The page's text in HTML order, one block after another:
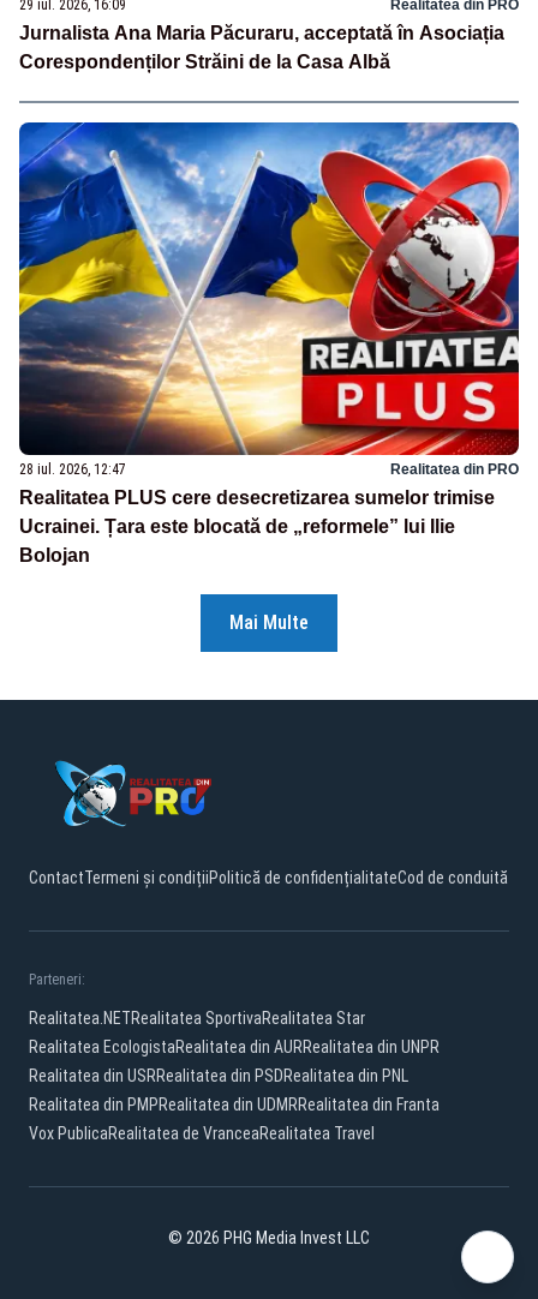
29 iul. 2026, 16:09 Realitatea din PRO
Jurnalista Ana Maria Păcuraru, acceptată în Asociația
Corespondenților Străini de la Casa Albă
28 iul. 2026, 12:47 Realitatea din PRO
Realitatea PLUS cere desecretizarea sumelor trimise
Ucrainei. Țara este blocată de „reformele” lui Ilie
Bolojan
Mai Multe
ContactTermeni și condițiiPolitică de confidențialitateCod de conduită
Parteneri:
Realitatea.NETRealitatea SportivaRealitatea Star
Realitatea EcologistaRealitatea din AURRealitatea din UNPR
Realitatea din USRRealitatea din PSDRealitatea din PNL
Realitatea din PMPRealitatea din UDMRRealitatea din Franta
Vox PublicaRealitatea de VranceaRealitatea Travel
© 2026 PHG Media Invest LLC